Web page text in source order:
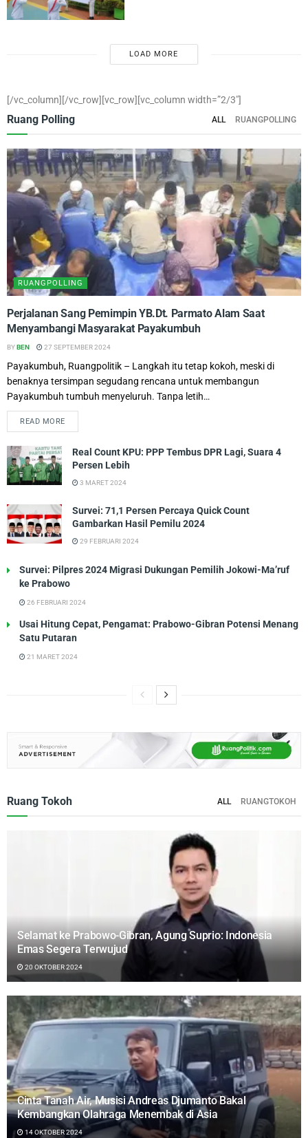
LOAD MORE
[/vc_column][/vc_row][vc_row][vc_column width=”2/3″]
Ruang Polling ALL RUANGPOLLING
RUANGPOLLING
Perjalanan Sang Pemimpin YB.Dt. Parmato Alam Saat
Menyambangi Masyarakat Payakumbuh
BYBEN 27 SEPTEMBER 2024
Payakumbuh, Ruangpolitik – Langkah itu tetap kokoh, meski di
benaknya tersimpan segudang rencana untuk membangun
Payakumbuh tumbuh menyeluruh. Tanpa letih…
READ MORE
Real Count KPU: PPP Tembus DPR Lagi, Suara 4
Persen Lebih
3 MARET 2024
Survei: 71,1 Persen Percaya Quick Count
Gambarkan Hasil Pemilu 2024
29 FEBRUARI 2024
Survei: Pilpres 2024 Migrasi Dukungan Pemilih Jokowi-Ma’ruf
ke Prabowo
26 FEBRUARI 2024
Usai Hitung Cepat, Pengamat: Prabowo-Gibran Potensi Menang
Satu Putaran
21 MARET 2024
Ruang Tokoh ALL RUANGTOKOH
Selamat ke Prabowo-Gibran, Agung Suprio: Indonesia
Emas Segera Terwujud
20 OKTOBER 2024
Cinta Tanah Air, Musisi Andreas Djumanto Bakal
Kembangkan Olahraga Menembak di Asia
14 OKTOBER 2024